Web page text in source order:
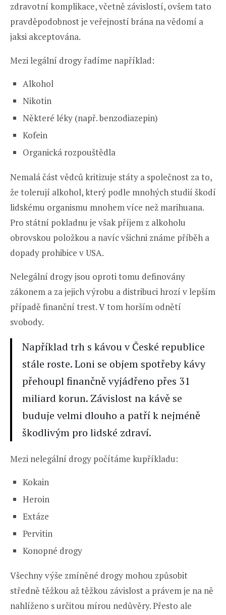
zdravotní komplikace, včetně závislostí, ovšem tato
pravděpodobnost je veřejností brána na vědomí a
jaksi akceptována.
Mezi legální drogy řadíme například:
Alkohol
Nikotin
Některé léky (např. benzodiazepin)
Kofein
Organická rozpouštědla
Nemalá část vědců kritizuje státy a společnost za to,
že tolerují alkohol, který podle mnohých studií škodí
lidskému organismu mnohem více než marihuana.
Pro státní pokladnu je však příjem z alkoholu
obrovskou položkou a navíc všichni známe příběh a
dopady prohibice v USA.
Nelegální drogy jsou oproti tomu definovány
zákonem a za jejich výrobu a distribuci hrozí v lepším
případě finanční trest. V tom horším odnětí
svobody.
Například trh s kávou v České republice
stále roste. Loni se objem spotřeby kávy
přehoupl finančně vyjádřeno přes 31
miliard korun. Závislost na kávě se
buduje velmi dlouho a patří k nejméně
škodlivým pro lidské zdraví.
Mezi nelegální drogy počítáme kupříkladu:
Kokain
Heroin
Extáze
Pervitin
Konopné drogy
Všechny výše zmíněné drogy mohou způsobit
středně těžkou až těžkou závislost a právem je na ně
nahlíženo s určitou mírou nedůvěry. Přesto ale